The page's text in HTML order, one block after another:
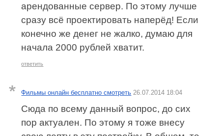
арендованные сервер. По этому лучше
сразу всё проектировать наперёд! Если
конечно же денег не жалко, думаю для
начала 2000 рублей хватит.
ответить
Фильмы онлайн бесплатно смотреть 26.07.2014 18:04
Сюда по всему данный вопрос, до сих
пор актуален. По этому я тоже внесу